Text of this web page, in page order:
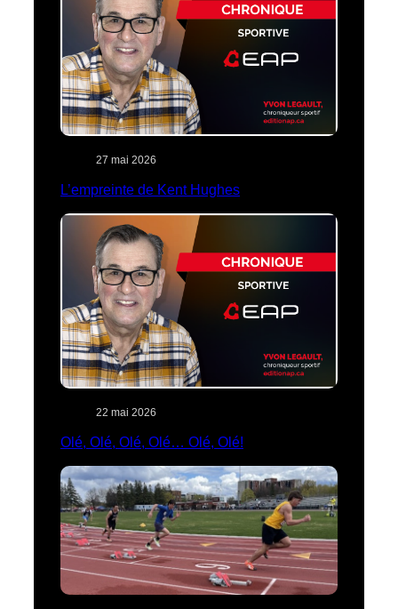
27 mai 2026
L’empreinte de Kent Hughes
22 mai 2026
Olé, Olé, Olé, Olé… Olé, Olé!